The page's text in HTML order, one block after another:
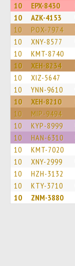
10 EPX-8430
10 AZK-4153
10 POX-7974
10 XNY-8577
10 KMT-8740
10 XEH-8234
10 XIZ-5647
10 YNN-9610
10 XEH-8210
10 MIP-9494
10 KYP-8999
10 HAN-6310
10 KMT-7020
10 XNY-2999
10 HZH-3132
10 KTY-3710
10 ZNM-3880